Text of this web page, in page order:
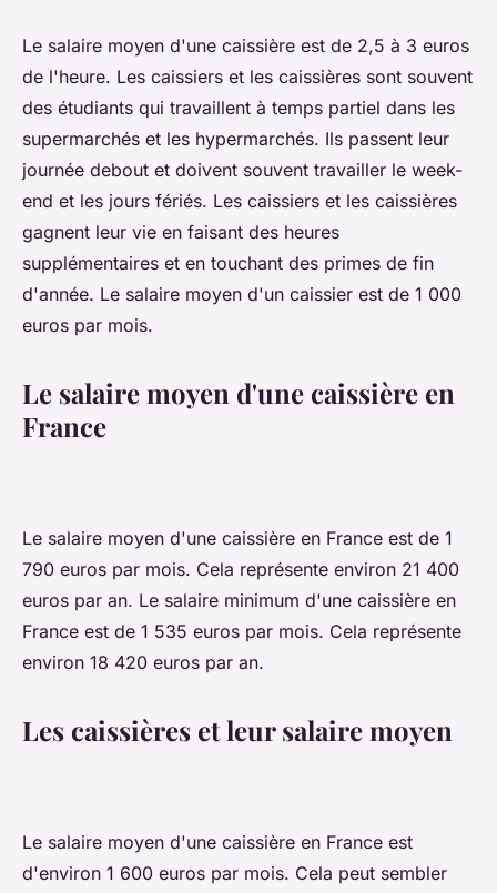
Le salaire moyen d'une caissière est de 2,5 à 3 euros
de l'heure. Les caissiers et les caissières sont souvent
des étudiants qui travaillent à temps partiel dans les
supermarchés et les hypermarchés. Ils passent leur
journée debout et doivent souvent travailler le week-
end et les jours fériés. Les caissiers et les caissières
gagnent leur vie en faisant des heures
supplémentaires et en touchant des primes de fin
d'année. Le salaire moyen d'un caissier est de 1 000
euros par mois.
Le salaire moyen d'une caissière en
France
Le salaire moyen d'une caissière en France est de 1
790 euros par mois. Cela représente environ 21 400
euros par an. Le salaire minimum d'une caissière en
France est de 1 535 euros par mois. Cela représente
environ 18 420 euros par an.
Les caissières et leur salaire moyen
Le salaire moyen d'une caissière en France est
d'environ 1 600 euros par mois. Cela peut sembler